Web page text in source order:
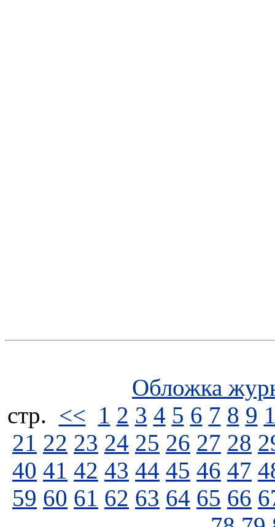
Обложка
стp. << 1 2 3 4 5 6 7 8 9
21 22 23 24 25 26 27 28
40 41 42 43 44 45 46 47
59 60 61 62 63 64 65 66